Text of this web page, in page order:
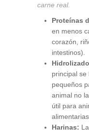
carne real.
Proteínas
en menos
corazón,
intestinos).
principal
pequeños
animal no
útil para
alimentarias.
Harinas: